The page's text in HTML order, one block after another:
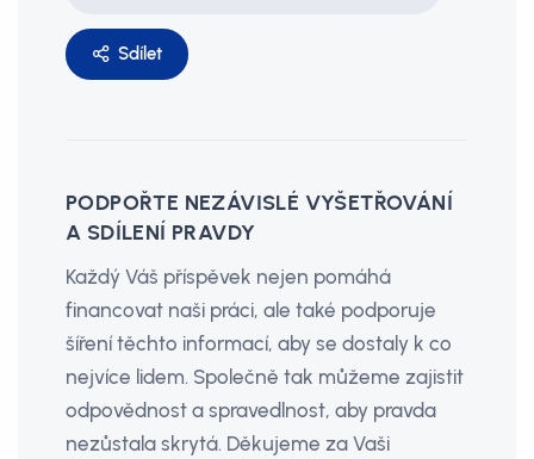
Sdílet
PODPOŘTE NEZÁVISLÉ VYŠETŘOVÁNÍ
A SDÍLENÍ PRAVDY
Každý Váš příspěvek nejen pomáhá
financovat naši práci, ale také podporuje
šíření těchto informací, aby se dostaly k co
nejvíce lidem. Společně tak můžeme zajistit
odpovědnost a spravedlnost, aby pravda
nezůstala skrytá. Děkujeme za Vaši